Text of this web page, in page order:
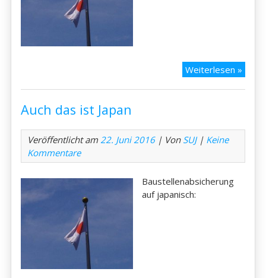
Weiterlesen »Auch
Auch das ist Japan
Veröffentlicht am22. Juni 2016| Von SUJ| Keine
Kommentare
Baustellenabsicherung
auf japanisch: